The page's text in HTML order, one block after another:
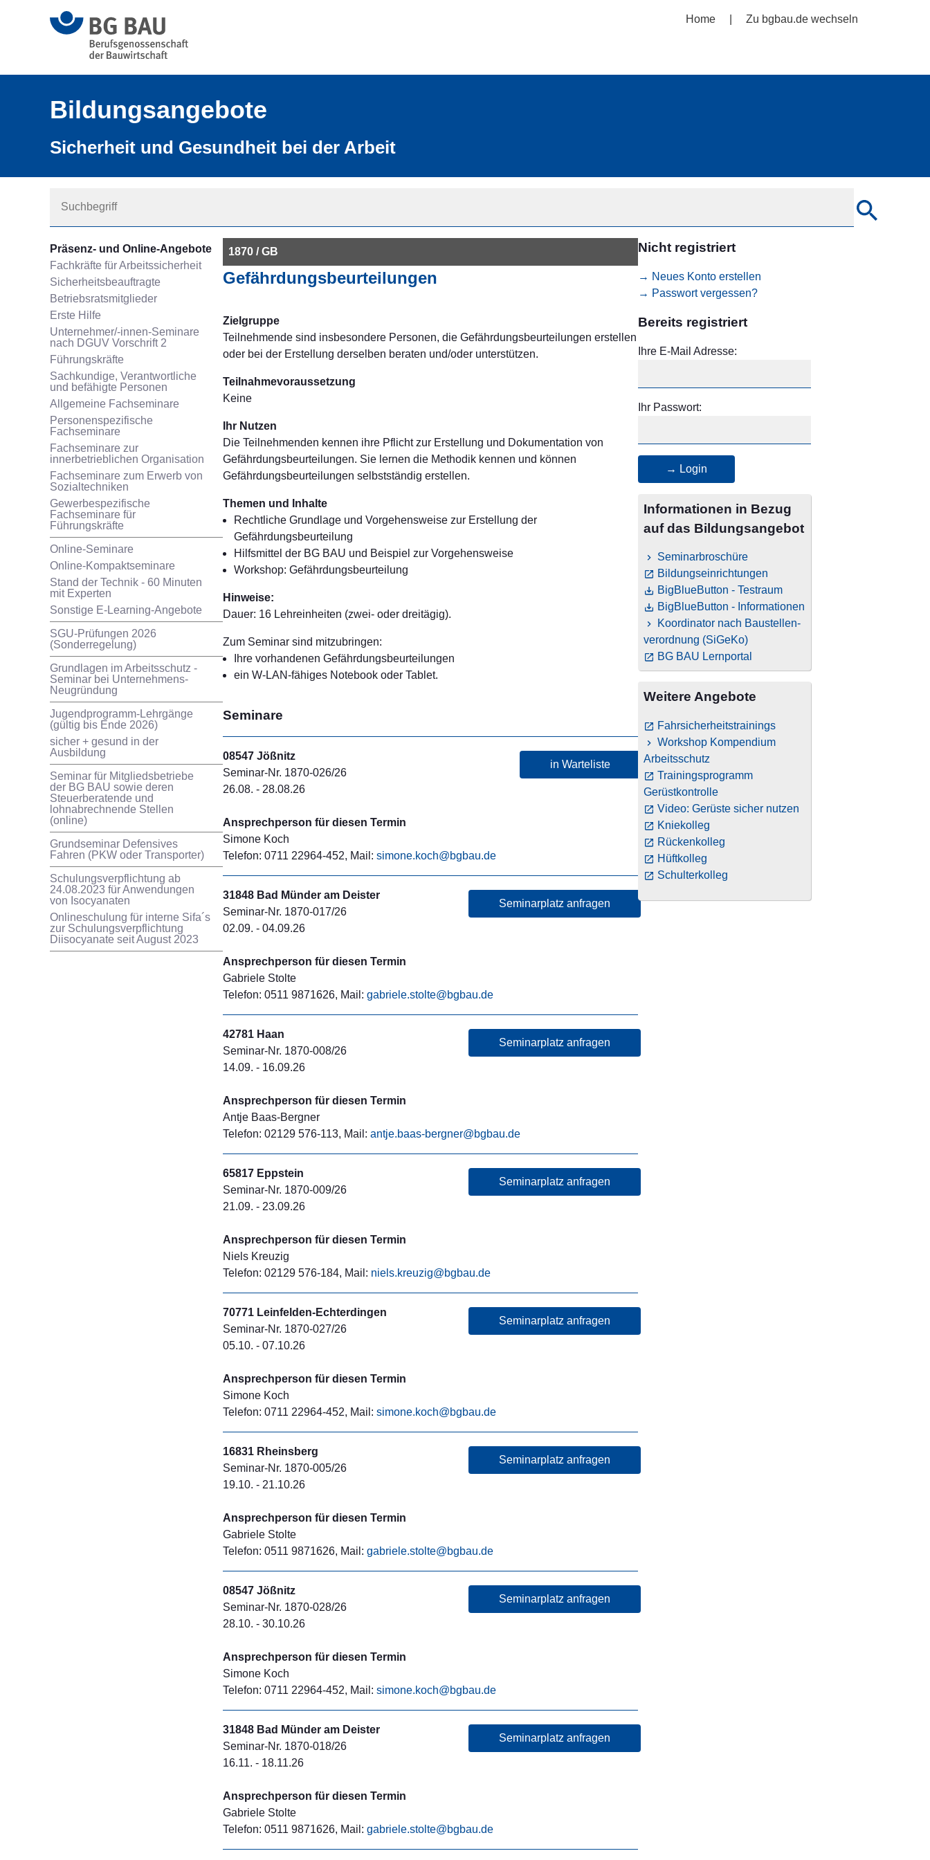
Home Zu bgbau.de wechseln
Bildungsangebote
Sicherheit und Gesundheit bei der Arbeit
Präsenz- und Online-Angebote
Fachkräfte für Arbeitssicherheit
Sicherheitsbeauftragte
Betriebsratsmitglieder
Erste Hilfe
Unternehmer/-innen-Seminare
nach DGUV Vorschrift 2
Führungskräfte
Sachkundige, Verantwortliche
und befähigte Personen
Allgemeine Fachseminare
Personenspezifische
Fachseminare
Fachseminare zur
innerbetrieblichen Organisation
Fachseminare zum Erwerb von
Sozialtechniken
Gewerbespezifische
Fachseminare für
Führungskräfte
Online-Seminare
Online-Kompaktseminare
Stand der Technik - 60 Minuten
mit Experten
Sonstige E-Learning-Angebote
SGU-Prüfungen 2026
(Sonderregelung)
Grundlagen im Arbeitsschutz -
Seminar bei Unternehmens-
Neugründung
Jugendprogramm-Lehrgänge
(gültig bis Ende 2026)
sicher + gesund in der
Ausbildung
Seminar für Mitgliedsbetriebe
der BG BAU sowie deren
Steuerberatende und
lohnabrechnende Stellen
(online)
Grundseminar Defensives
Fahren (PKW oder Transporter)
Schulungsverpflichtung ab
24.08.2023 für Anwendungen
von Isocyanaten
Onlineschulung für interne Sifa´s
zur Schulungsverpflichtung
Diisocyanate seit August 2023
1870 / GB
Gefährdungsbeurteilungen
Zielgruppe
Teilnehmende sind insbesondere Personen, die Gefährdungsbeurteilungen erstellen
oder bei der Erstellung derselben beraten und/oder unterstützen.
Teilnahmevoraussetzung
Keine
Ihr Nutzen
Die Teilnehmenden kennen ihre Pflicht zur Erstellung und Dokumentation von
Gefährdungsbeurteilungen. Sie lernen die Methodik kennen und können
Gefährdungsbeurteilungen selbstständig erstellen.
Themen und Inhalte
Rechtliche Grundlage und Vorgehensweise zur Erstellung der
Gefährdungsbeurteilung
Hilfsmittel der BG BAU und Beispiel zur Vorgehensweise
Workshop: Gefährdungsbeurteilung
Hinweise:
Dauer: 16 Lehreinheiten (zwei- oder dreitägig).
Zum Seminar sind mitzubringen:
Ihre vorhandenen Gefährdungsbeurteilungen
ein W-LAN-fähiges Notebook oder Tablet.
Seminare
in Warteliste
08547 Jößnitz
Seminar-Nr. 1870-026/26
26.08. - 28.08.26
Ansprechperson für diesen Termin
Simone Koch
Telefon: 0711 22964-452, Mail: simone.koch@bgbau.de
Seminarplatz anfragen
31848 Bad Münder am Deister
Seminar-Nr. 1870-017/26
02.09. - 04.09.26
Ansprechperson für diesen Termin
Gabriele Stolte
Telefon: 0511 9871626, Mail: gabriele.stolte@bgbau.de
Seminarplatz anfragen
42781 Haan
Seminar-Nr. 1870-008/26
14.09. - 16.09.26
Ansprechperson für diesen Termin
Antje Baas-Bergner
Telefon: 02129 576-113, Mail: antje.baas-bergner@bgbau.de
Seminarplatz anfragen
65817 Eppstein
Seminar-Nr. 1870-009/26
21.09. - 23.09.26
Ansprechperson für diesen Termin
Niels Kreuzig
Telefon: 02129 576-184, Mail: niels.kreuzig@bgbau.de
Seminarplatz anfragen
70771 Leinfelden-Echterdingen
Seminar-Nr. 1870-027/26
05.10. - 07.10.26
Ansprechperson für diesen Termin
Simone Koch
Telefon: 0711 22964-452, Mail: simone.koch@bgbau.de
Seminarplatz anfragen
16831 Rheinsberg
Seminar-Nr. 1870-005/26
19.10. - 21.10.26
Ansprechperson für diesen Termin
Gabriele Stolte
Telefon: 0511 9871626, Mail: gabriele.stolte@bgbau.de
Seminarplatz anfragen
08547 Jößnitz
Seminar-Nr. 1870-028/26
28.10. - 30.10.26
Ansprechperson für diesen Termin
Simone Koch
Telefon: 0711 22964-452, Mail: simone.koch@bgbau.de
Seminarplatz anfragen
31848 Bad Münder am Deister
Seminar-Nr. 1870-018/26
16.11. - 18.11.26
Ansprechperson für diesen Termin
Gabriele Stolte
Telefon: 0511 9871626, Mail: gabriele.stolte@bgbau.de
Nicht registriert
→ Neues Konto erstellen
→ Passwort vergessen?
Bereits registriert
Ihre E-Mail Adresse:
Ihr Passwort:
→ Login
Informationen in Bezug
auf das Bildungsangebot
Seminarbroschüre
Bildungseinrichtungen
BigBlueButton - Testraum
BigBlueButton - Informationen
Koordinator nach Baustellen­
verordnung (SiGeKo)
BG BAU Lernportal
Weitere Angebote
Fahrsicherheitstrainings
Workshop Kompendium
Arbeitsschutz
Trainingsprogramm
Gerüstkontrolle
Video: Gerüste sicher nutzen
Kniekolleg
Rückenkolleg
Hüftkolleg
Schulterkolleg